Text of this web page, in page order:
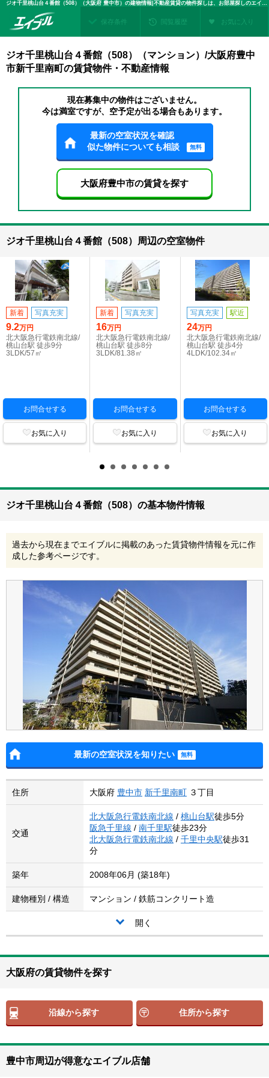
ジオ千里桃山台４番館（508）（大阪府 豊中市）の建物情報|不動産賃貸の物件探しは、お部屋探しのエイブル
保存条件 閲覧履歴 お気に入り
ジオ千里桃山台４番館（508）（マンション）/大阪府豊中
市新千里南町の賃貸物件・不動産情報
現在募集中の物件はございません。
今は満室ですが、空予定が出る場合もあります。
最新の空室状況を確認
似た物件についても相談
無料
大阪府豊中市の賃貸を探す
ジオ千里桃山台４番館（508）周辺の空室物件
新着 写真充実
9.2万円
北大阪急行電鉄南北線/
桃山台駅 徒歩9分
3LDK/57㎡
お問合せする
お気に入り
新着 写真充実
16万円
北大阪急行電鉄南北線/
桃山台駅 徒歩8分
3LDK/81.38㎡
お問合せする
お気に入り
写真充実 駅近
24万円
北大阪急行電鉄南北線/
桃山台駅 徒歩4分
4LDK/102.34㎡
お問合せする
お気に入り
ジオ千里桃山台４番館（508）の基本物件情報
過去から現在までエイブルに掲載のあった賃貸物件情報を元に作
成した参考ページです。
最新の空室状況を知りたい
住所 大阪府 豊中市 新千里南町 ３丁目
交通
北大阪急行電鉄南北線 / 桃山台駅徒歩5分
阪急千里線 / 南千里駅徒歩23分
北大阪急行電鉄南北線 / 千里中央駅徒歩31
分
築年 2008年06月 (築18年)
建物種別 / 構造 マンション / 鉄筋コンクリート造
開く
大阪府の賃貸物件を探す
沿線から探す 住所から探す
豊中市周辺が得意なエイブル店舗